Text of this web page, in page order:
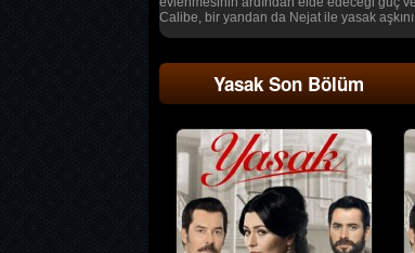
Calibe, bir yandan da Nejat ile yasak
Yasak Son Bölüm